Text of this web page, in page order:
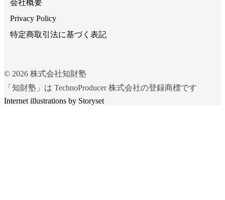
会社概要
Privacy Policy
特定商取引法に基づく表記
© 2026 株式会社知財塾
「知財塾」は TechnoProducer 株式会社の登録商標です
Internet illustrations by Storyset